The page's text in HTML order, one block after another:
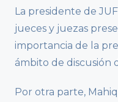
La presidente de
jueces y juezas
importancia de la
ámbito de discusión
Por otra parte,